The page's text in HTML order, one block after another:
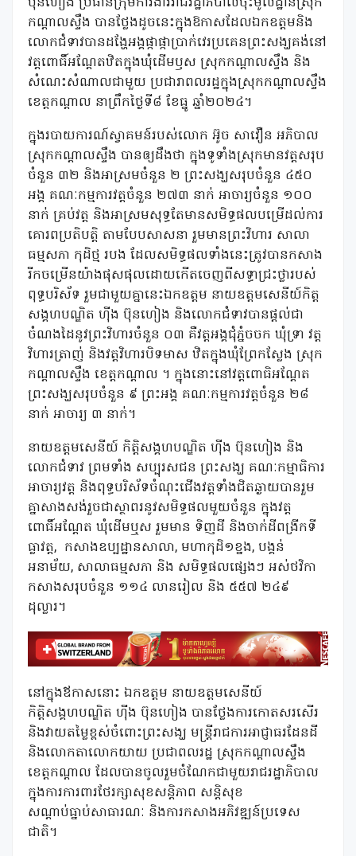
កណ្តាលស្ទឹង បានថ្លែងដូចនេះក្នុងឱកាសដែលឯកឧត្តមនិង
លោកជំទាវបានដង្ហែអង្គផ្កាផ្កាប្រាក់វេរប្រគេនព្រះសង្ឃគង់នៅ
វត្តពោធិ៍អណ្ដែតឋិតក្នុងឃុំដើមឫស ស្រុកកណ្តាលស្ទឹង និង
សំណេះសំណាលជាមួយ ប្រជារាពលរដ្ឋក្នុងស្រុកកណ្តាលស្ទឹង
ខេត្តកណ្តាល នាព្រឹកថ្ងៃទី៨ ខែធ្នូ ឆ្នាំ២០២៤។
ក្នុងរបាយការណ៍ស្វាគមន៍របស់លោក អ៊ូច សាវឿន អភិបាល
ស្រុកកណ្តាលស្ទឹង បានឲ្យដឹងថា ក្នុងទូទាំងស្រុកមានវត្តសរុប
ចំនួន ៣២ និងអាស្រមចំនួន ២ ព្រះសង្ឃសរុបចំនួន ៤៥០
អង្គ គណៈកម្មការវត្តចំនួន ២៧៣ នាក់ អាចារ្យចំនួន ១០០
នាក់ គ្រប់វត្ត និងអាស្រមសុទ្ធតែមានសមិទ្ធផលបម្រើដល់ការ
គោរពប្រតិបត្តិ តាមបែបសាសនា រួមមានព្រះវិហារ សាលា
ធម្មសភា កុដិថ្ម របង ដែលសមិទ្ធផលទាំងនេះត្រូវបានកសាង
រីកចម្រើនយ៉ាងផុសផុលដោយកើតចេញពីសទ្ធាជ្រះថ្លារបស់
ពុទ្ធបរិស័ទ រួមជាមួយគ្នានេះឯកឧត្តម នាយឧត្តមសេនីយ៍កិត្ត
សង្គហបណ្ឌិត ហ៊ីង ប៊ុនហៀង និងលោកជំទាវបានផ្តល់ជា
ចំណងដៃនូវព្រះវិហារចំនួន ០៣ គឺវត្តអង្គជុំភ្នំចចក ឃុំទ្រា វត្ត
វិហារត្រាញ់ និងវត្តវិហារបិទមាស ឋិតក្នុងឃុំព្រែកស្លែង ស្រុក
កណ្តាលស្ទឹង ខេត្តកណ្តាល ។ ក្នុងនោះនៅវត្តពោធិអណ្តែត
ព្រះសង្ឃសរុបចំនួន ៩ ព្រះអង្គ គណៈកម្មការវត្តចំនួន ២៨
នាក់ អាចារ្យ ៣ នាក់។
នាយឧត្តមសេនីយ៍ កិត្តិសង្គហបណ្ឌិត ហ៊ីង ប៊ុនហៀង និង
លោកជំទាវ ព្រមទាំង សប្បុរសជន ព្រះសង្ឃ គណៈកម្មាធិការ
អាចារ្យវត្ត និងពុទ្ធបរិស័ទចំណុះជើងវត្តទាំងជិតឆ្ងាយបានរួម
គ្នាសាងសង់រួចជាស្ថាពរនូវសមិទ្ធផលមួយចំនួន ក្នុងវត្ត
ពោធិ៍អណ្តែត ឃុំដើមឬស រួមមាន ទិញដី និងចាក់ដីពង្រីកទី
ធ្លាវត្ត, កសាងឧប្បដ្ឋានសាលា, មហាកុដិ១ខ្នង, បង្គន់
អនាម័យ, សាលាធម្មសភា និង សមិទ្ធផលផ្សេងៗ អស់ថវិកា
កសាងសរុបចំនួន ១១៤ លានរៀល និង ៥៥៧ ២៤៩
ដុល្លារ។
នៅក្នុងឪកាសនោះ ឯកឧត្តម នាយឧត្តមសេនីយ៍
កិត្តិសង្គហបណ្ឌិត ហ៊ីង ប៊ុនហៀង បានថ្លែងការកោតសរសើរ
និងវាយតម្លៃខ្ពស់ចំពោះព្រះសង្ឃ មន្ត្រីរាជការអាជ្ញាធរដែនដី
និងលោកតាលោកយាយ ប្រជាពលរដ្ឋ ស្រុកកណ្តាលស្ទឹង
ខេត្តកណ្តាល ដែលបានចូលរួមចំណែកជាមួយរាជរដ្ឋាភិបាល
ក្នុងការការពារថែរក្សាសុខសន្តិភាព សន្តិសុខ
សណ្តាប់ធ្នាប់សាធារណៈ និងការកសាងអភិវឌ្ឍន៍ប្រទេស
ជាតិ។